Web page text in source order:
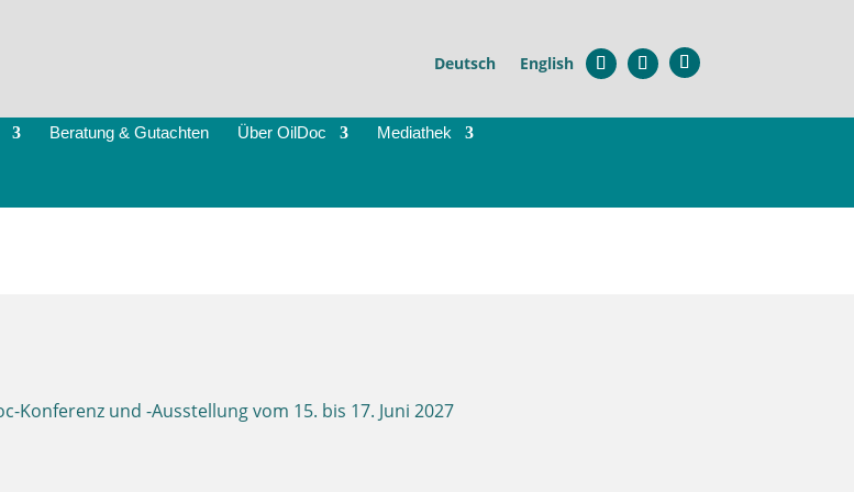
Deutsch English
Beratung & Gutachten Über OilDoc Mediathek